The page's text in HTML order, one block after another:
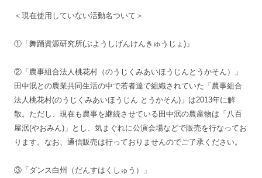
＜現在使用していない活動名ついて＞
①「舞踊資源研究所(ぶようしげんけんきゅうじょ)」
②「農事組合法人桃花村（のうじくみあいほうじんとうかそん）」
田中泯との農業共同生活の中で若者達で組織されていた「農事組合
法人桃花村(のうじくみあいほうじん とうかそん)」は2013年に解
散。ただし、現在も農事を継続させている田中泯の農産物は「八百
屋泯(やおみん)」とし、気まぐれに公演会場などで販売を行なってお
ります。なお、通信販売は行っておりませんのでご了承ください。
③「ダンス白州（だんすはくしゅう）」